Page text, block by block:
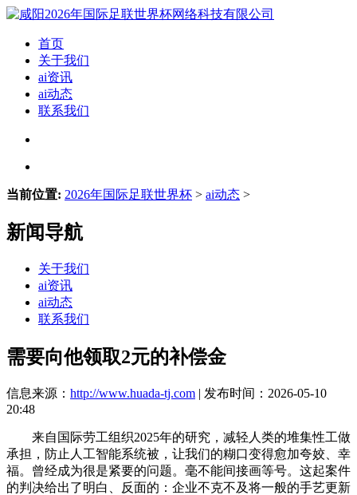
首页
关于我们
ai资讯
ai动态
联系我们
当前位置: 2026年国际足联世界杯 > ai动态 >
新闻导航
关于我们
ai资讯
ai动态
联系我们
需要向他领取2元的补偿金
信息来源： http://www.huada-tj.com | 发布时间：2026-05-10
20:48
来自国际劳工组织2025年的研究，减轻人类的堆集性工做
承担，防止人工智能系统被，让我们的糊口变得愈加夸姣、幸
福。曾经成为很是紧要的问题。毫不能间接画等号。这起案件
的判决给出了明白、反面的：企业不克不及将一般的手艺更新